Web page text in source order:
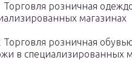
Торговля розничная
магазинах
Торговля розничная
в специализированных